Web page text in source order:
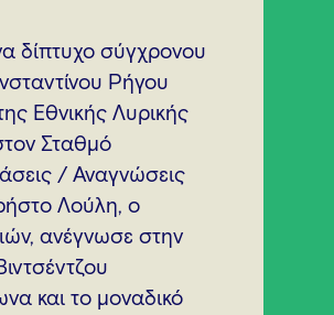
δίπτυχο σύγχρονου
Ρήγου
Εθνικής Λυρικής
Σταθμό
/ Αναγνώσεις
Λούλη, ο
ανέγνωσε στην
και το μοναδικό